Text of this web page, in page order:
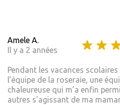
Amele A.
Il y a 2 années
Pendant les vacances
l’équipe de la roseraie, une
chaleureuse qui m’a enfin
autres s’agissant de ma